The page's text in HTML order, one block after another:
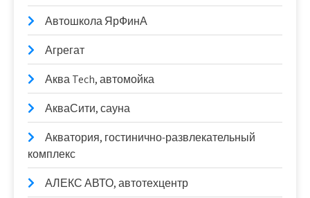
Автошкола ЯрФинА
Агрегат
Аква Tech, автомойка
АкваСити, сауна
Акватория, гостинично-развлекательный
комплекс
АЛЕКС АВТО, автотехцентр